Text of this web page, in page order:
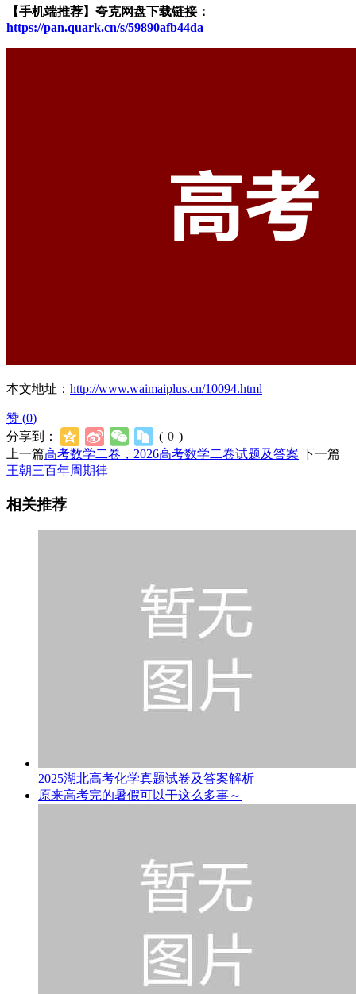
【手机端推荐】夸克网盘下载链接：
https://pan.quark.cn/s/59890afb44da
本文地址： http://www.waimaiplus.cn/10094.html
赞 (0)
分享到：
( 0 )
上一篇高考数学二卷，2026高考数学二卷试题及答案 下一篇
王朝三百年周期律
相关推荐
2025湖北高考化学真题试卷及答案解析
原来高考完的暑假可以干这么多事～